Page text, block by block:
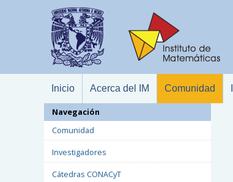
Inicio Acerca del IM Comunidad
Navegación
Comunidad
Investigadores
Cátedras CONACyT